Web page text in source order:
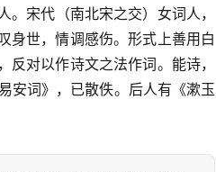
宋代（南北宋之交）女词人，
身世，情调感伤。形式上善用白
对以作诗文之法作词。能诗，
安词》，已散佚。后人有《漱玉